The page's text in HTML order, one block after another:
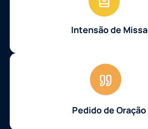
Intensão de Missa
Pedido de Oração